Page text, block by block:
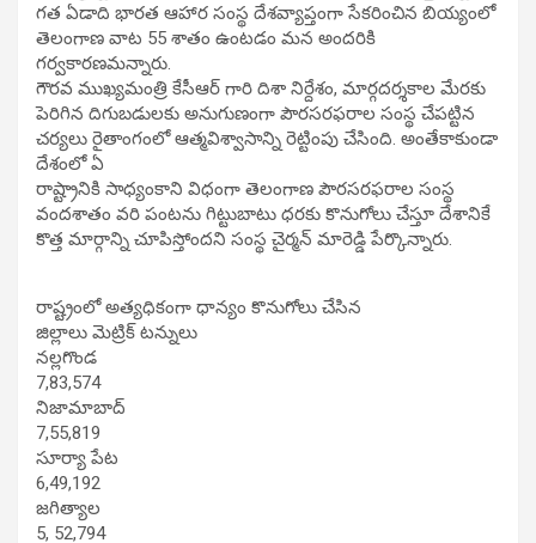
గత ఏడాది భారత ఆహార సంస్థ దేశవ్యాప్తంగా సేకరించిన బియ్యంలో
తెలంగాణ వాట 55 శాతం ఉంటడం మన అందరికి
గర్వకారణమన్నారు.
గౌరవ ముఖ్యమంత్రి కేసీఆర్ గారి దిశా నిర్దేశం, మార్గదర్శకాల మేరకు
పెరిగిన దిగుబడులకు అనుగుణంగా పౌరసరఫరాల సంస్థ చేపట్టిన
చర్యలు రైతాంగంలో ఆత్మవిశ్వాసాన్ని రెట్టింపు చేసింది. అంతేకాకుండా
దేశంలో ఏ
రాష్ట్రానికి సాధ్యంకాని విధంగా తెలంగాణ పౌరసరఫరాల సంస్థ
వందశాతం వరి పంటను గిట్టుబాటు ధరకు కొనుగోలు చేస్తూ దేశానికే
కొత్త మార్గాన్ని చూపిస్తోందని సంస్థ చైర్మన్ మారెడ్డి పేర్కొన్నారు.
రాష్ట్రంలో అత్యధికంగా ధాన్యం కొనుగోలు చేసిన
జిల్లాలు మెట్రిక్ టన్నులు
నల్లగొండ
7,83,574
నిజామాబాద్
7,55,819
సూర్యా పేట
6,49,192
జగిత్యాల
5, 52,794